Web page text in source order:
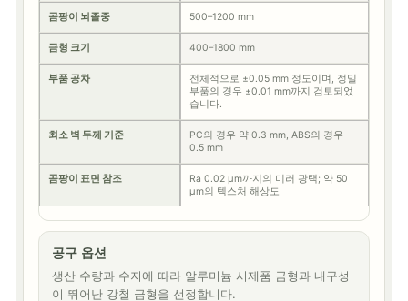
곰팡이 뇌졸중 500–1200 mm
금형 크기 400–1800 mm
부품 공차
전체적으로 ±0.05 mm 정도이며, 정밀
부품의 경우 ±0.01 mm까지 검토되었
습니다.
최소 벽 두께 기준
PC의 경우 약 0.3 mm, ABS의 경우
0.5 mm
곰팡이 표면 참조
Ra 0.02 μm까지의 미러 광택; 약 50
μm의 텍스처 해상도
공구 옵션
생산 수량과 수지에 따라 알루미늄 시제품 금형과 내구성
이 뛰어난 강철 금형을 선정합니다.